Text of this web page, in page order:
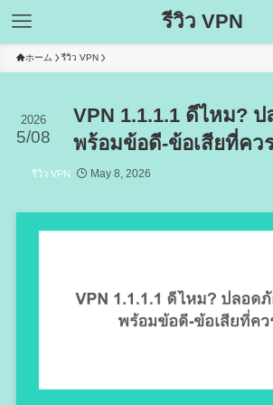
รีวิว VPN
ホーム รีวิว VPN
VPN 1.1.1.1 ดีไหม?
พร้อมข้อดี-ข้อเสียที่คว
2026
5/08
รีวิว VPN May 8, 2026